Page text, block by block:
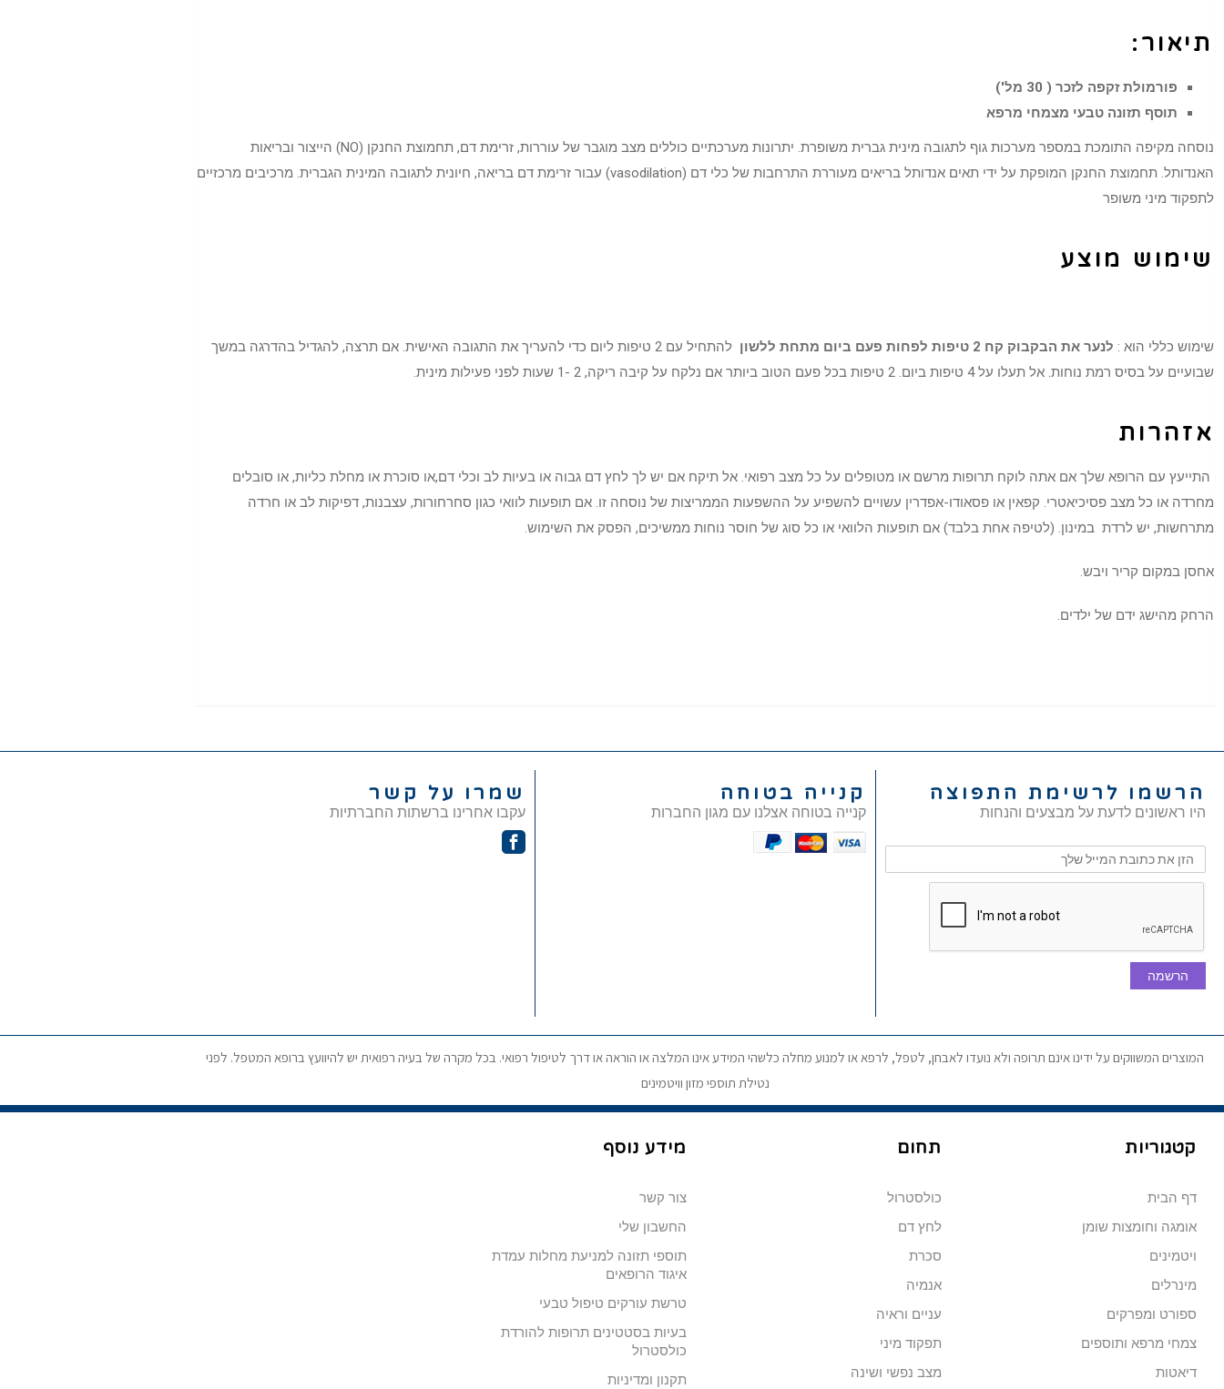
תיאור:
פורמולת זקפה לזכר ( 30 מל')
תוסף תזונה טבעי מצמחי מרפא
נוסחה מקיפה התומכת במספר מערכות גוף לתגובה מינית גברית משופרת. יתרונות מערכתיים כוללים מצב מוגבר של עוררות, זרימת דם, תחמוצת החנקן (NO) הייצור ובריאות
האנדותל. תחמוצת החנקן המופקת על ידי תאים אנדותל בריאים מעוררת התרחבות של כלי דם (vasodilation) עבור זרימת דם בריאה, חיונית לתגובה המינית הגברית. מרכיבים מרכזיים
לתפקוד מיני משופר
שימוש מוצע
שימוש כללי הוא : לנער את הבקבוק קח 2 טיפות לפחות פעם ביום מתחת ללשון
להתחיל עם 2 טיפות ליום כדי להעריך את התגובה האישית. אם תרצה, להגדיל בהדרגה במשך
שבועיים על בסיס רמת נוחות. אל תעלו על 4 טיפות ביום. 2 טיפות בכל פעם הטוב ביותר אם נלקח על קיבה ריקה, 2 -1 שעות לפני פעילות מינית.
אזהרות
התייעץ עם הרופא שלך אם אתה לוקח תרופות מרשם או מטופלים על כל מצב רפואי. אל תיקח אם יש לך לחץ דם גבוה או בעיות לב וכלי דם,או סוכרת או מחלת כליות, או סובלים
מחרדה או כל מצב פסיכיאטרי. קפאין או פסאודו-אפדרין עשויים להשפיע על ההשפעות הממריצות של נוסחה זו. אם תופעות לוואי כגון סחרחורות, עצבנות, דפיקות לב או חרדה
מתרחשות, יש לרדת במינון. (לטיפה אחת בלבד) אם תופעות הלוואי או כל סוג של חוסר נוחות ממשיכים, הפסק את השימוש.
אחסן במקום קריר ויבש.
הרחק מהישג ידם של ילדים.
הרשמו לרשימת התפוצה
היו ראשונים לדעת על מבצעים והנחות
הרשמה
קנייה בטוחה
קנייה בטוחה אצלנו עם מגון החברות
שמרו על קשר
עקבו אחרינו ברשתות החברתיות
המוצרים המשווקים על ידינו אינם תרופה ולא נועדו לאבחן, לטפל, לרפא או למנוע מחלה כלשהי המידע אינו המלצה או הוראה או דרך לטיפול רפואי. בכל מקרה של בעיה רפואית יש להיוועץ ברופא המטפל. לפני
נטילת תוספי מזון וויטמינים
קטגוריות
דף הבית
אומגה וחומצות שומן
ויטמינים
מינרלים
ספורט ומפרקים
צמחי מרפא ותוספים
דיאטות
תחום
כולסטרול
לחץ דם
סכרת
אנמיה
עניים וראיה
תפקוד מיני
מצב נפשי ושינה
מידע נוסף
צור קשר
החשבון שלי
תוספי תזונה למניעת מחלות עמדת
איגוד הרופאים
טרשת עורקים טיפול טבעי
בעיות בסטטינים תרופות להורדת
כולסטרול
תקנון ומדיניות